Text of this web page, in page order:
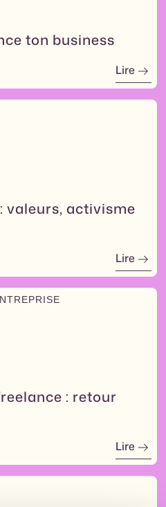
ton business
Lire
valeurs, activisme
Lire
: retour
Lire